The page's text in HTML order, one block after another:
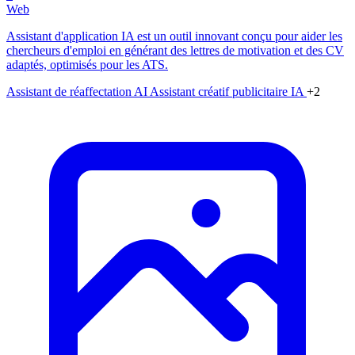
Web
Assistant d'application IA est un outil innovant conçu pour aider les
chercheurs d'emploi en générant des lettres de motivation et des CV
adaptés, optimisés pour les ATS.
Assistant de réaffectation AI Assistant créatif publicitaire IA +2